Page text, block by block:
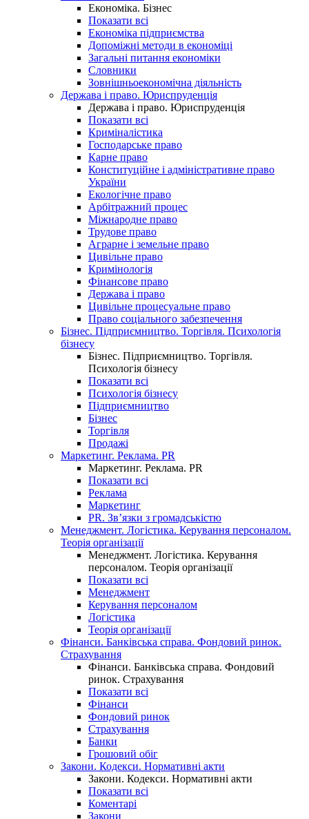
Економіка. Бізнес
Показати всі
Економіка підприємства
Допоміжні методи в економіці
Загальні питання економіки
Словники
Зовнішньоекономічна діяльність
Держава і право. Юриспруденція
Держава і право. Юриспруденція
Показати всі
Криміналістика
Господарське право
Карне право
Конституційне і адміністративне право
України
Екологічне право
Арбітражний процес
Міжнародне право
Трудове право
Аграрне і земельне право
Цивільне право
Кримінологія
Фінансове право
Держава і право
Цивільне процесуальне право
Право соціального забезпечення
Бізнес. Підприємництво. Торгівля. Психологія
бізнесу
Бізнес. Підприємництво. Торгівля.
Психологія бізнесу
Показати всі
Психологія бізнесу
Підприємництво
Бізнес
Торгівля
Продажі
Маркетинг. Реклама. PR
Маркетинг. Реклама. PR
Показати всі
Реклама
Маркетинг
PR. Зв’язки з громадськістю
Менеджмент. Логістика. Керування персоналом.
Теорія організації
Менеджмент. Логістика. Керування
персоналом. Теорія організації
Показати всі
Менеджмент
Керування персоналом
Логістика
Теорія організації
Фінанси. Банківська справа. Фондовий ринок.
Страхування
Фінанси. Банківська справа. Фондовий
ринок. Страхування
Показати всі
Фінанси
Фондовий ринок
Страхування
Банки
Грошовий обіг
Закони. Кодекси. Нормативні акти
Закони. Кодекси. Нормативні акти
Показати всі
Коментарі
Закони